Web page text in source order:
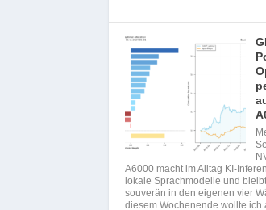
A6000 macht im Alltag KI-
lokale Sprachmodelle und
souverän in den eigenen vier
diesem Wochenende wollte ich